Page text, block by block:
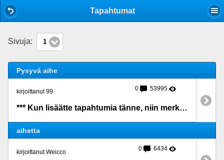
Tapahtumat
Sivuja: 1
Pysyvä aihe
kirjoittanut 99 0 53995
*** Kun lisäätte tapahtumia tänne, niin merkatkaa ne MYÖS kalenteriin ***
aihetta
kirjoittanut Weicco 0 6434